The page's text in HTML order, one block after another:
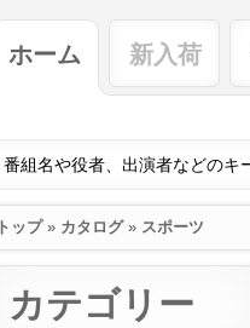
ホーム 新入荷
トップ» カタログ» スポーツ
カテゴリー